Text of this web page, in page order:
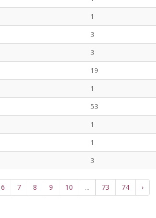
1
3
3
19
1
53
1
1
3
6 7 8 9 10 ... 73 74 ›